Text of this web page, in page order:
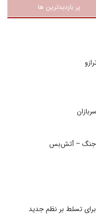
پر بازدیدترین ها
جنگ – آتش‌بس
برای تسلط بر نظم جدید